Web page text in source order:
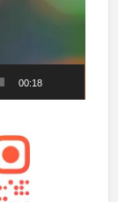
00:18